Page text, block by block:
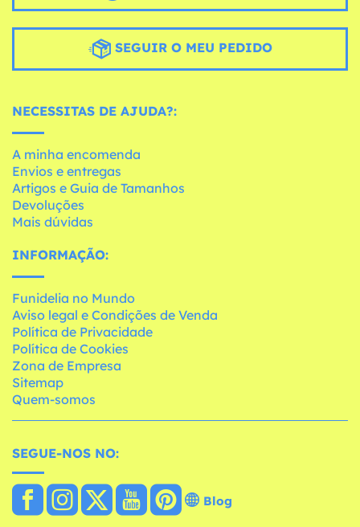
SEGUIR O MEU PEDIDO
NECESSITAS DE AJUDA?:
A minha encomenda
Envios e entregas
Artigos e Guia de Tamanhos
Devoluções
Mais dúvidas
INFORMAÇÃO:
Funidelia no Mundo
Aviso legal e Condições de Venda
Política de Privacidade
Política de Cookies
Zona de Empresa
Sitemap
Quem-somos
SEGUE-NOS NO:
Blog